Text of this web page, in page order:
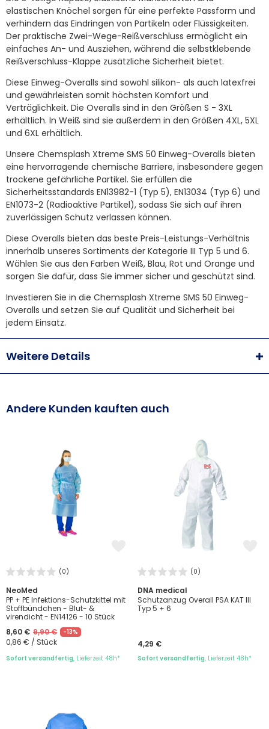
elastischen Knöchel sorgen für eine perfekte Passform und
verhindern das Eindringen von Partikeln oder Flüssigkeiten.
Der praktische Zwei-Wege-Reißverschluss ermöglicht ein
einfaches An- und Ausziehen, während die selbstklebende
Reißverschluss-Klappe zusätzliche Sicherheit bietet.
Diese Einweg-Overalls sind sowohl silikon- als auch latexfrei
und gewährleisten somit höchsten Komfort und
Verträglichkeit. Die Overalls sind in den Größen S - 3XL
erhältlich. In Weiß sind sie außerdem in den Größen 4XL, 5XL
und 6XL erhältlich.
Unsere Chemsplash Xtreme SMS 50 Einweg-Overalls bieten
eine hervorragende chemische Barriere, insbesondere gegen
trockene gefährliche Partikel. Sie erfüllen die
Sicherheitsstandards EN13982-1 (Typ 5), EN13034 (Typ 6) und
EN1073-2 (Radioaktive Partikel), sodass Sie sich auf ihren
zuverlässigen Schutz verlassen können.
Diese Overalls bieten das beste Preis-Leistungs-Verhältnis
innerhalb unseres Sortiments der Kategorie III Typ 5 und 6.
Wählen Sie aus den Farben Weiß, Blau, Rot und Orange und
sorgen Sie dafür, dass Sie immer sicher und geschützt sind.
Investieren Sie in die Chemsplash Xtreme SMS 50 Einweg-
Overalls und setzen Sie auf Qualität und Sicherheit bei
jedem Einsatz.
Weitere Details
Andere Kunden kauften auch
(0)
NeoMed
PP + PE Infektions-Schutzkittel mit
Stoffbündchen - Blut- &
virendicht - EN14126 - 10 Stück
8,60 € 9,90 € -13%
0,86 € / Stück
Sofort versandfertig, Lieferzeit 48h*
(0)
DNA medical
Schutzanzug Overall PSA KAT III
Typ 5 + 6
4,29 €
Sofort versandfertig, Lieferzeit 48h*